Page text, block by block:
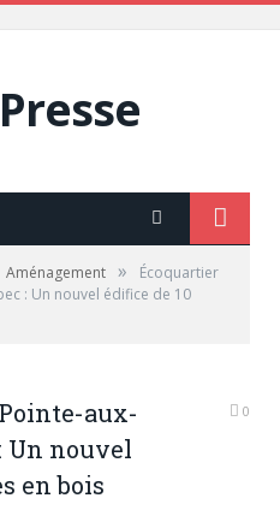
Aménagement »
Écoquartier
: Un nouvel édifice de 10
aux-
Un nouvel
en bois
0